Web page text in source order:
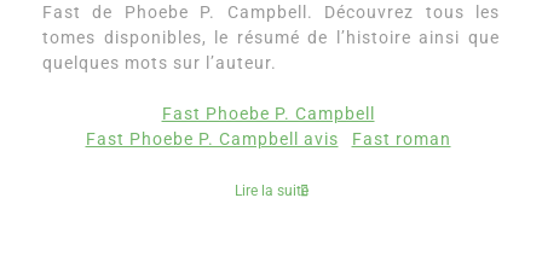
Fast de Phoebe P. Campbell. Découvrez tous les
tomes disponibles, le résumé de l’histoire ainsi que
quelques mots sur l’auteur.
Fast Phoebe P. Campbell
Fast Phoebe P. Campbell avis
Fast roman
Lire la suite